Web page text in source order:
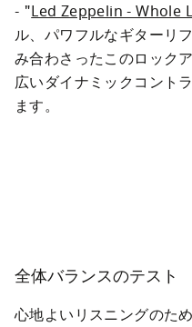
- "Led Zeppelin - Whole
ル、パワフルなギターリ
み合わさったこのロック
広いダイナミックコント
ます。
全体バランスのテスト
心地よいリスニングのた